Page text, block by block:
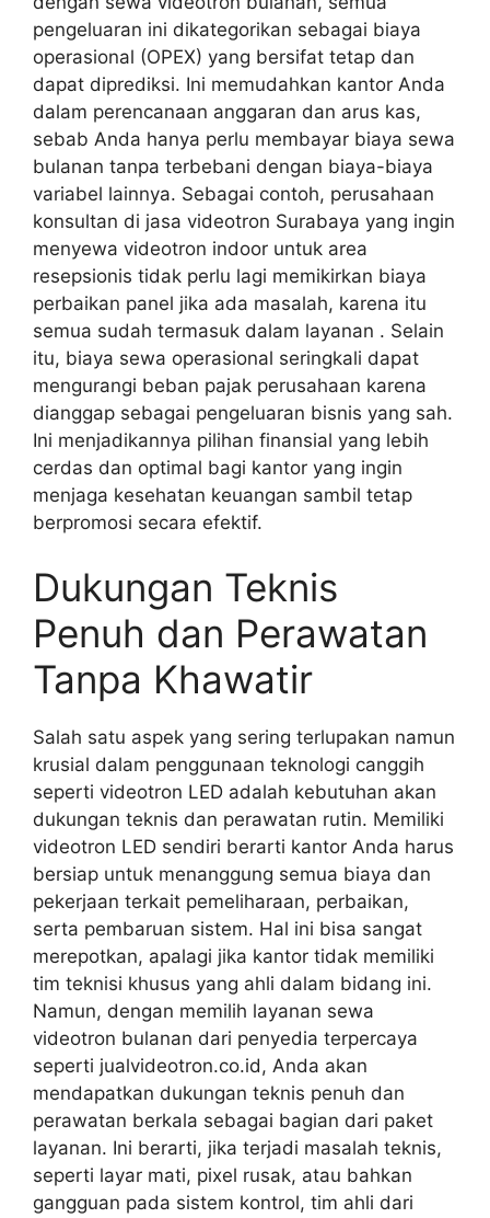
pengeluaran ini dikategorikan sebagai biaya
operasional (OPEX) yang bersifat tetap dan
dapat diprediksi. Ini memudahkan kantor Anda
dalam perencanaan anggaran dan arus kas,
sebab Anda hanya perlu membayar biaya sewa
bulanan tanpa terbebani dengan biaya-biaya
variabel lainnya. Sebagai contoh, perusahaan
konsultan di jasa videotron Surabaya yang ingin
menyewa videotron indoor untuk area
resepsionis tidak perlu lagi memikirkan biaya
perbaikan panel jika ada masalah, karena itu
semua sudah termasuk dalam layanan . Selain
itu, biaya sewa operasional seringkali dapat
mengurangi beban pajak perusahaan karena
dianggap sebagai pengeluaran bisnis yang sah.
Ini menjadikannya pilihan finansial yang lebih
cerdas dan optimal bagi kantor yang ingin
menjaga kesehatan keuangan sambil tetap
berpromosi secara efektif.
Dukungan Teknis
Penuh dan Perawatan
Tanpa Khawatir
Salah satu aspek yang sering terlupakan namun
krusial dalam penggunaan teknologi canggih
seperti videotron LED adalah kebutuhan akan
dukungan teknis dan perawatan rutin. Memiliki
videotron LED sendiri berarti kantor Anda harus
bersiap untuk menanggung semua biaya dan
pekerjaan terkait pemeliharaan, perbaikan,
serta pembaruan sistem. Hal ini bisa sangat
merepotkan, apalagi jika kantor tidak memiliki
tim teknisi khusus yang ahli dalam bidang ini.
Namun, dengan memilih layanan sewa
videotron bulanan dari penyedia terpercaya
seperti jualvideotron.co.id, Anda akan
mendapatkan dukungan teknis penuh dan
perawatan berkala sebagai bagian dari paket
layanan. Ini berarti, jika terjadi masalah teknis,
seperti layar mati, pixel rusak, atau bahkan
gangguan pada sistem kontrol, tim ahli dari